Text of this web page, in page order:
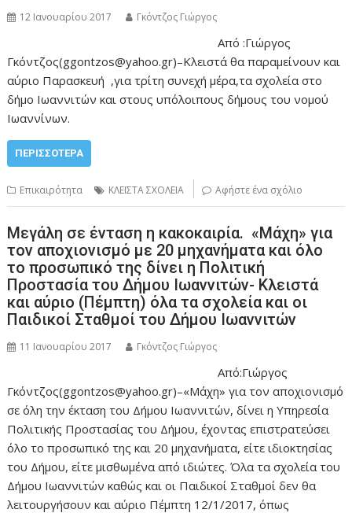
12 Ιανουαρίου 2017 Γκόντζος Γιώργος
Από :Γιώργος
Γκόντζος(ggontzos@yahoo.gr)–Κλειστά θα παραμείνουν και
αύριο Παρασκευή ,για τρίτη συνεχή μέρα,τα σχολεία στο
δήμο Ιωαννιτών και στους υπόλοιπους δήμους του νομού
Ιωαννίνων.
ΠΕΡΙΣΣΌΤΕΡΑ
Επικαιρότητα ΚΛΕΙΣΤΑ ΣΧΟΛΕΙΑ Αφήστε ένα σχόλιο
Μεγάλη σε ένταση η κακοκαιρία. «Μάχη» για
τον αποχιονισμό με 20 μηχανήματα και όλο
το προσωπικό της δίνει η Πολιτική
Προστασία του Δήμου Ιωαννιτών- Κλειστά
και αύριο (Πέμπτη) όλα τα σχολεία και οι
Παιδικοί Σταθμοί του Δήμου Ιωαννιτών
11 Ιανουαρίου 2017 Γκόντζος Γιώργος
Από:Γιώργος
Γκόντζος(ggontzos@yahoo.gr)–«Μάχη» για τον αποχιονισμό
σε όλη την έκταση του Δήμου Ιωαννιτών, δίνει η Υπηρεσία
Πολιτικής Προστασίας του Δήμου, έχοντας επιστρατεύσει
όλο το προσωπικό της και 20 μηχανήματα, είτε ιδιοκτησίας
του Δήμου, είτε μισθωμένα από ιδιώτες. Όλα τα σχολεία του
Δήμου Ιωαννιτών καθώς και οι Παιδικοί Σταθμοί δεν θα
λειτουργήσουν και αύριο Πέμπτη 12/1/2017, όπως